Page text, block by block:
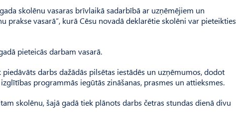
skolēnu vasaras brīvlaikā sadarbībā ar uzņēmējiem un
prakse vasarā”, kurā Cēsu novadā deklarētie skolēni var pieteikties
pieteicās darbam vasarā.
darbs dažādās pilsētas iestādēs un uzņēmumos, dodot
programmās iegūtās zināšanas, prasmes un attieksmes.
skolēnu, šajā gadā tiek plānots darbs četras stundas dienā divu